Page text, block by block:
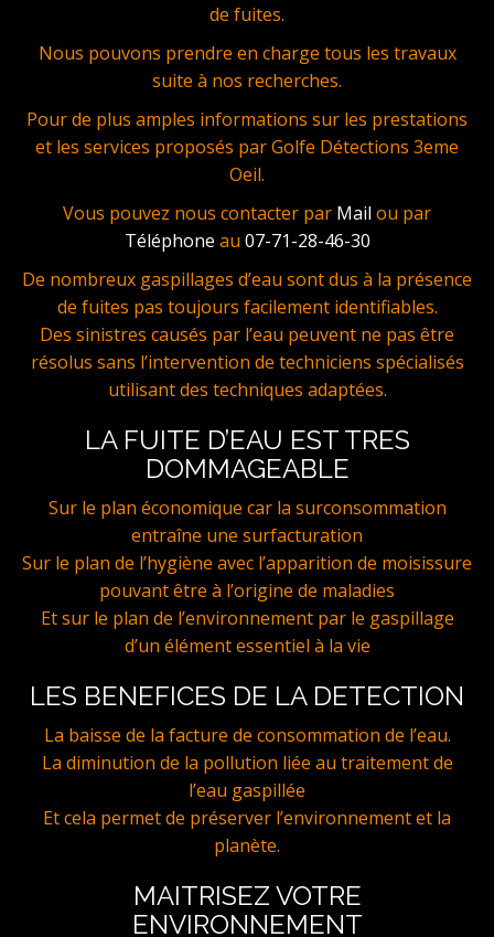
de fuites.
Nous pouvons prendre en charge tous les travaux
suite à nos recherches.
Pour de plus amples informations sur les prestations
et les services proposés par Golfe Détections 3eme
Oeil.
Vous pouvez nous contacter par Mail ou par
Téléphone au 07-71-28-46-30
De nombreux gaspillages d’eau sont dus à la présence
de fuites pas toujours facilement identifiables.
Des sinistres causés par l’eau peuvent ne pas être
résolus sans l’intervention de techniciens spécialisés
utilisant des techniques adaptées.
LA FUITE D’EAU EST TRES
DOMMAGEABLE
Sur le plan économique car la surconsommation
entraîne une surfacturation
Sur le plan de l’hygiène avec l’apparition de moisissure
pouvant être à l’origine de maladies
Et sur le plan de l’environnement par le gaspillage
d’un élément essentiel à la vie
LES BENEFICES DE LA DETECTION
La baisse de la facture de consommation de l’eau.
La diminution de la pollution liée au traitement de
l’eau gaspillée
Et cela permet de préserver l’environnement et la
planète.
MAITRISEZ VOTRE
ENVIRONNEMENT